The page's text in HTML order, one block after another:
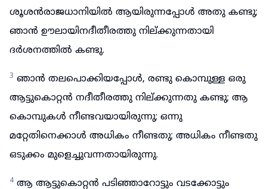
ശൂശൻരാജധാനിയിൽ ആയിരുന്നപ്പോൾ അതു കണ്ടു;
ഞാൻ ഊലായിനദീതീരത്തു നില്ക്കുന്നതായി
ദർശനത്തിൽ കണ്ടു.
3 ഞാൻ തലപൊക്കിയപ്പോൾ, രണ്ടു കൊമ്പുള്ള ഒരു
ആട്ടുകൊറ്റൻ നദീതീരത്തു നില്ക്കുന്നതു കണ്ടു; ആ
കൊമ്പുകൾ നീണ്ടവയായിരുന്നു; ഒന്നു
മറ്റേതിനെക്കാൾ അധികം നീണ്ടതു; അധികം നീണ്ടതു
ഒടുക്കം മുളെച്ചുവന്നതായിരുന്നു.
4 ആ ആട്ടുകൊറ്റൻ പടിഞ്ഞാറോട്ടും വടക്കോട്ടും